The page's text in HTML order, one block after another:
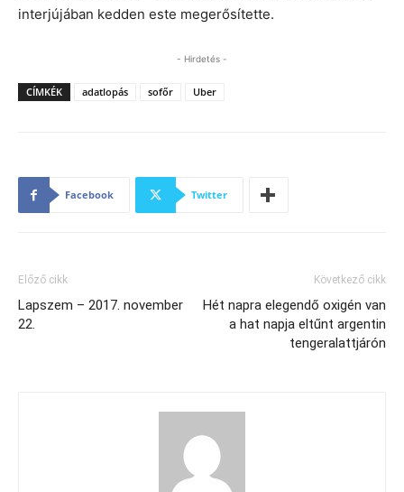
interjújában kedden este megerősítette.
- Hirdetés -
CÍMKÉK adatlopás sofőr Uber
Facebook Twitter
Előző cikk
Lapszem – 2017. november
22.
Következő cikk
Hét napra elegendő oxigén van
a hat napja eltűnt argentin
tengeralattjárón